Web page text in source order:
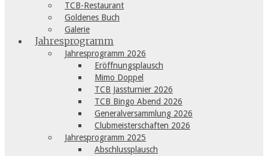
TCB-Restaurant
Goldenes Buch
Galerie
Jahresprogramm
Jahresprogramm 2026
Eröffnungsplausch
Mimo Doppel
TCB Jassturnier 2026
TCB Bingo Abend 2026
Generalversammlung 2026
Clubmeisterschaften 2026
Jahresprogramm 2025
Abschlussplausch